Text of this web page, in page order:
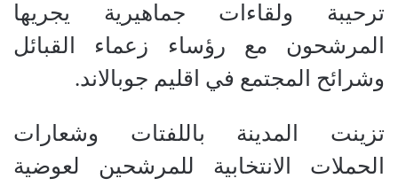
ترحيبة ولقاءات جماهيرية يجريها
المرشحون مع رؤساء زعماء القبائل
وشرائح المجتمع في اقليم جوبالاند.
تزينت المدينة باللفتات وشعارات
الحملات الانتخابية للمرشحين لعوضية